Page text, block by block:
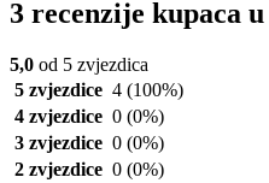
3 recenzije kupaca
5,0 od 5 zvjezdica
5 zvjezdice 4 (100%)
4 zvjezdice 0 (0%)
3 zvjezdice 0 (0%)
2 zvjezdice 0 (0%)